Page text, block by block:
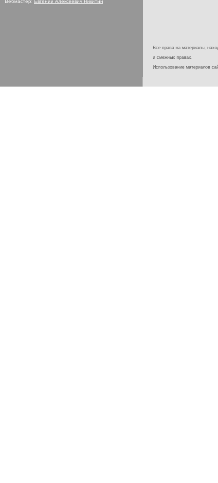
Вебмастер: Евгений Алексеевич Никитин
Все права на материалы,
и смежных правах.
Использование материалов